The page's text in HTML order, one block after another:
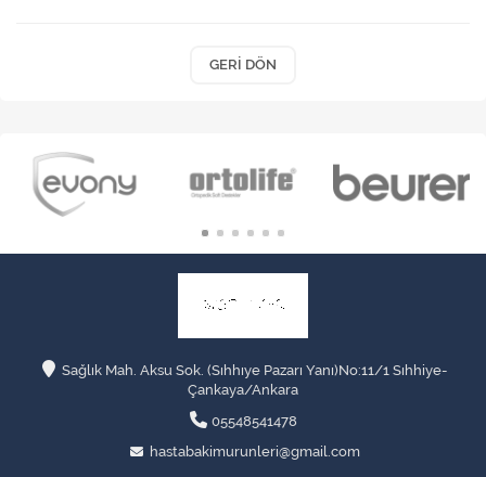
GERI DÖN
Sağlık Mah. Aksu Sok. (Sıhhıye Pazarı Yanı)No:11/1 Sıhhiye-
Çankaya/Ankara
05548541478
hastabakimurunleri@gmail.com